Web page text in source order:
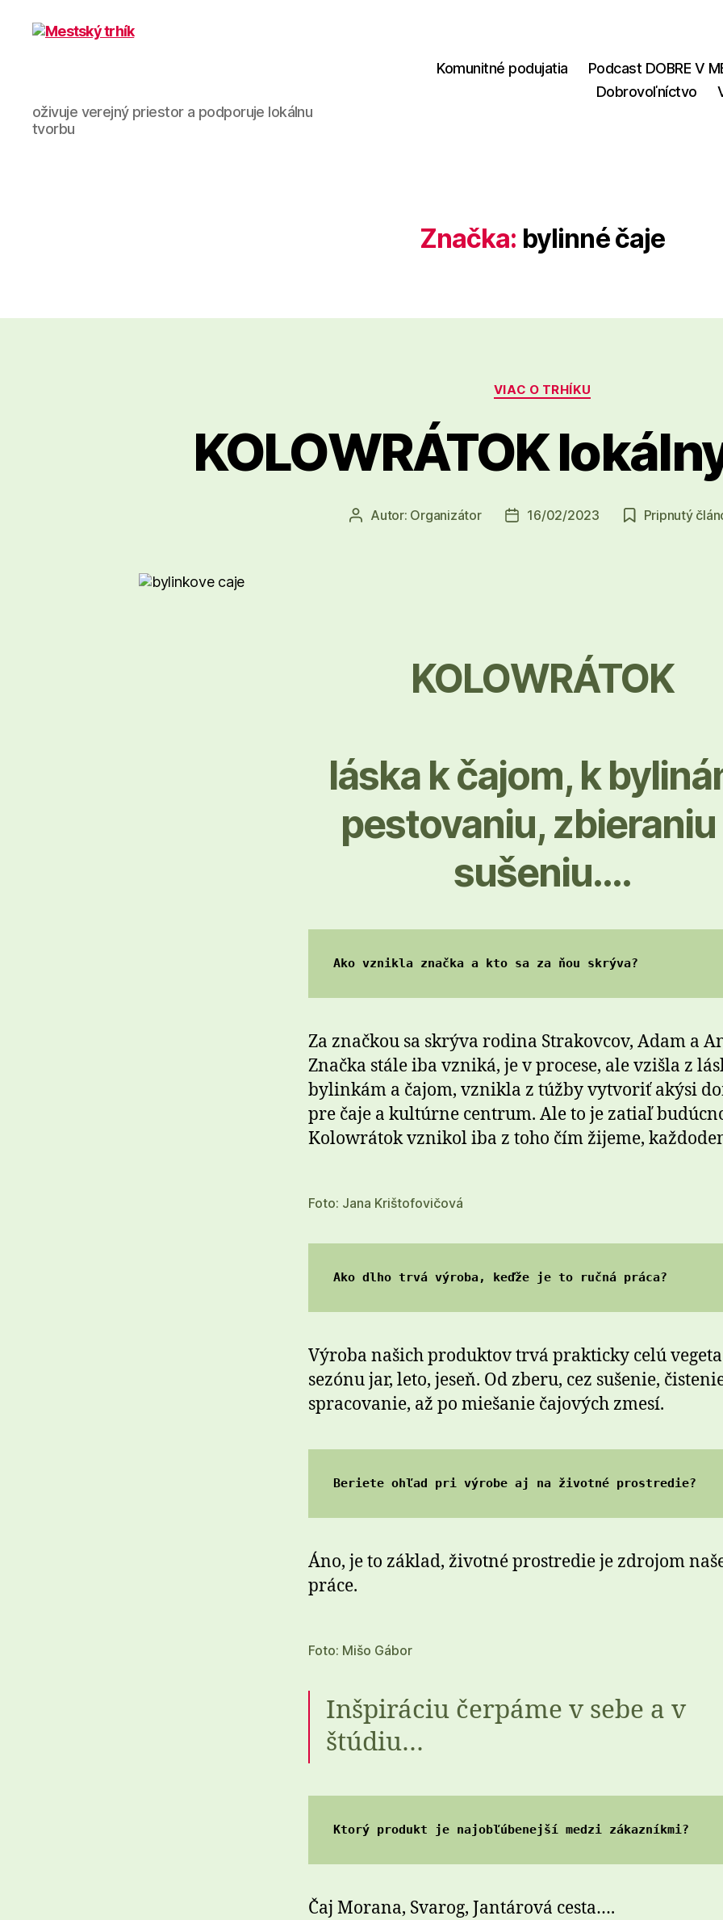
Mestský
trhík
oživuje verejný priestor a podporuje lokálnu
tvorbu
Komunitné podujatia
Podcast DOBRE V
Dobrovoľníctvo
Značka: bylinné čaje
Kategórie
VIAC O TRHÍKU
KOLOWRÁTOK
AutorAutor: Organizátor
Dátum
16/02/2023 Pripnutý
KOLOWRÁTOK
láska k čajom, k
pestovaniu, zbieraniu
sušeniu….
Ako vznikla značka a kto sa za ňou skrýva?
Za značkou sa skrýva rodina Strakovcov, Adam a
Značka stále iba vzniká, je v procese, ale vzišla z
bylinkám a čajom, vznikla z túžby vytvoriť akýsi
pre čaje a kultúrne centrum. Ale to je zatiaľ
Kolowrátok vznikol iba z toho čím žijeme,
Foto: Jana Krištofovičová
Ako dlho trvá výroba, keďže je to ručná práca?
Výroba našich produktov trvá prakticky celú
sezónu jar, leto, jeseň. Od zberu, cez sušenie,
spracovanie, až po miešanie čajových zmesí.
Beriete ohľad pri výrobe aj na životné prostredie?
Áno, je to základ, životné prostredie je zdrojom
práce.
Foto: Mišo Gábor
Inšpiráciu čerpáme v sebe a v
štúdiu…
Ktorý produkt je najobľúbenejší medzi zákazníkmi?
Čaj Morana, Svarog, Jantárová cesta….